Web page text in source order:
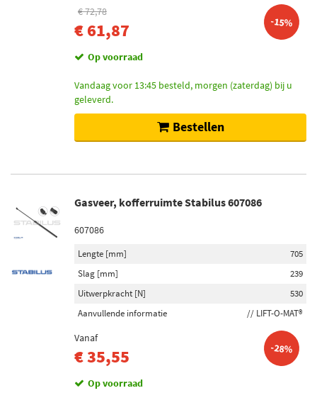
€ 72,78
€ 61,87 -15%
Op voorraad
Vandaag voor 13:45 besteld, morgen (zaterdag) bij u
geleverd.
Bestellen
Gasveer, kofferruimte Stabilus 607086
607086
Lengte [mm]
705
Slag [mm]
239
Uitwerpkracht [N]
530
Aanvullende informatie
// LIFT-O-MAT®
Vanaf
€ 35,55 -28%
Op voorraad